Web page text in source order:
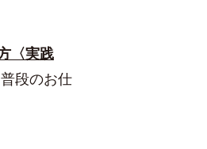
〈実践
段のお仕